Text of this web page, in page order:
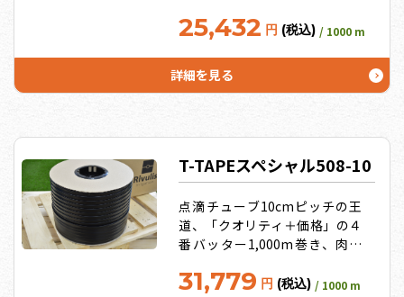
25,432 円 (税込) / 1000 m
詳細を見る
T-TAPEスペシャル508-10
点滴チューブ10cmピッチの王
道、「クオリティ＋価格」の４
番バッター1,000m巻き、肉厚
31,779 円 (税込) / 1000 m